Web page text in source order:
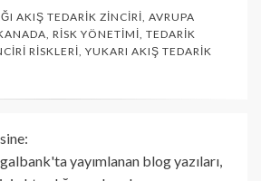
AKIŞ TEDARIK ZINCIRI, AVRUPA
, RISK YÖNETIMI, TEDARIK
RISKLERI, YUKARI AKIŞ TEDARIK
yayımlanan blog yazıları,